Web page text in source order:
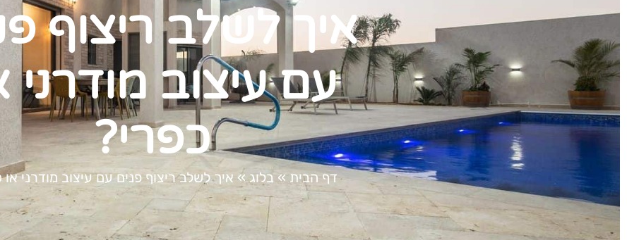
איך לשלב ריצוף
עם עיצוב מודרני
כפרי?
דף הבית »בלוג » איך לשלב ריצוף פנים עם עיצוב מודרני או